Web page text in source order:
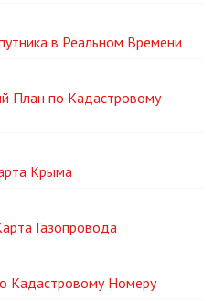
в Реальном Времени
План по Кадастровому
Крыма
Газопровода
Кадастровому Номеру